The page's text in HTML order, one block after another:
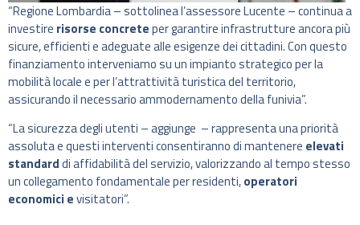
“Regione Lombardia – sottolinea l’assessore Lucente – continua a
investire risorse concreteper garantire infrastrutture ancora più
sicure, efficienti e adeguate alle esigenze dei cittadini. Con questo
finanziamento interveniamo su un impianto strategico per la
mobilità locale e per l’attrattività turistica del territorio,
assicurando il necessario ammodernamento della funivia”.
“La sicurezza degli utenti – aggiunge – rappresenta una priorità
assoluta e questi interventi consentiranno di mantenere elevati
standarddi affidabilità del servizio, valorizzando al tempo stesso
un collegamento fondamentale per residenti,operatori
economici evisitatori”.